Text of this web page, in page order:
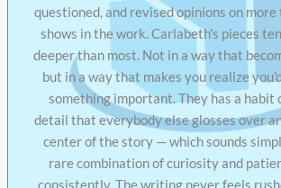
questioned, and revised opinions on more
shows in the work. Carlabeth's pieces
deeper than most. Not in a way that
but in a way that makes you realize
something important. They has a habit
detail that everybody else glosses over
center of the story — which sounds
rare combination of curiosity and
consistently. The writing never feels